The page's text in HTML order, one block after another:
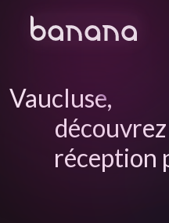
Vaucluse,
réception